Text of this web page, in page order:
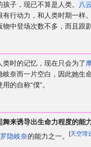
子，现已不算是人类。
八
行动力，和人类时期一样。
中登场次数不多，而且跟
时的记忆，现在只会为了
奈而一片空白，因此她生
的自称“僕”。
舞来诱导出生命力程度的能
隐岐奈的能力之一。[天空璋